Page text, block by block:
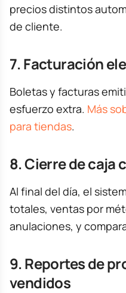
precios distintos
de cliente.
7. Facturación
Boletas y facturas
esfuerzo extra. Más
para tiendas.
8. Cierre de caja
Al final del día, el
totales, ventas por
anulaciones, y
9. Reportes de
vendidos